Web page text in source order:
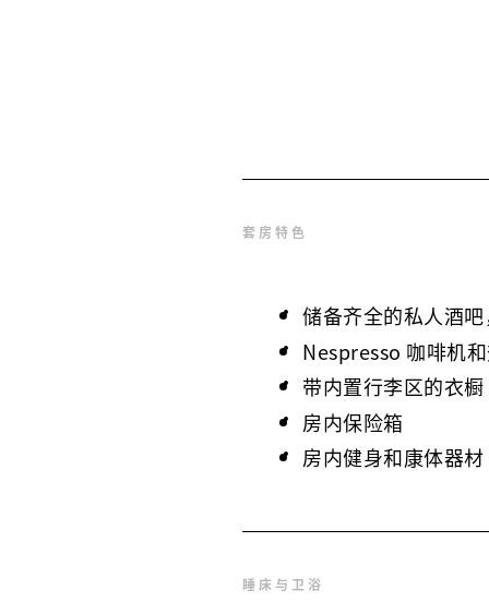
套房特色
储备齐全的私人酒
Nespresso 咖啡机
带内置行李区的衣橱
房内保险箱
房内健身和康体器
睡床与卫浴